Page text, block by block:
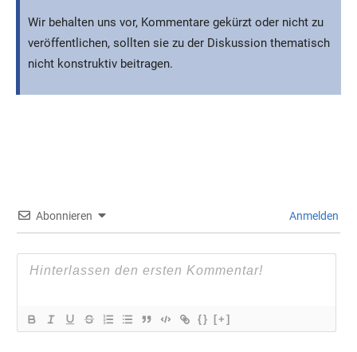
Wir behalten uns vor, Kommentare gekürzt oder nicht zu
veröffentlichen, sollten sie zu der Diskussion thematisch
nicht konstruktiv beitragen.
Abonnieren Anmelden
{} [+]